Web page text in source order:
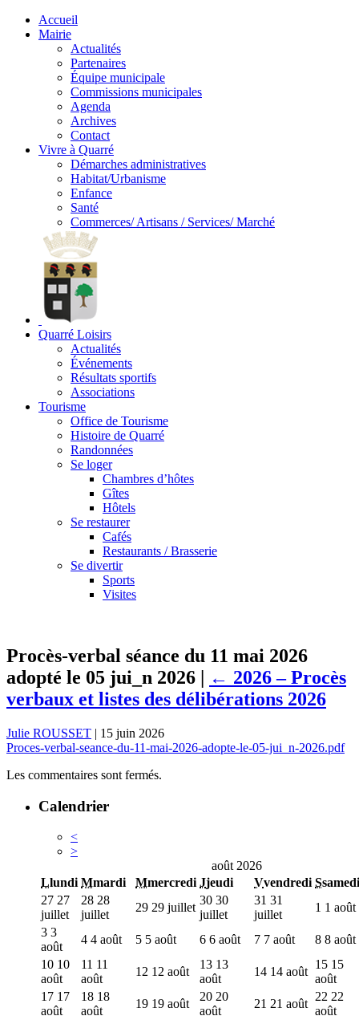
Accueil
Mairie
Actualités
Partenaires
Équipe municipale
Commissions municipales
Agenda
Archives
Contact
Vivre à Quarré
Démarches administratives
Habitat/Urbanisme
Enfance
Santé
Commerces/ Artisans / Services/ Marché
Quarré Loisirs
Actualités
Événements
Résultats sportifs
Associations
Tourisme
Office de Tourisme
Histoire de Quarré
Randonnées
Se loger
Chambres d’hôtes
Gîtes
Hôtels
Se restaurer
Cafés
Restaurants / Brasserie
Se divertir
Sports
Visites
Procès-verbal séance du 11 mai 2026
adopté le 05 jui_n 2026 | ← 2026 – Procès
verbaux et listes des délibérations 2026
Julie ROUSSET | 15 juin 2026
Proces-verbal-seance-du-11-mai-2026-adopte-le-05-jui_n-2026.pdf
Les commentaires sont fermés.
Calendrier
<
>
août 2026
Llundi Mmardi Mmercredi Jjeudi Vvendredi Ssamedi
27 27
juillet
28 28
juillet
29 29 juillet
30 30
juillet
31 31
juillet
1 1 août
3 3
août
4 4 août 5 5 août 6 6 août 7 7 août 8 8 août
10 10
août
11 11
août
12 12 août
13 13
août
14 14 août
15 15
août
17 17
août
18 18
août
19 19 août
20 20
août
21 21 août
22 22
août